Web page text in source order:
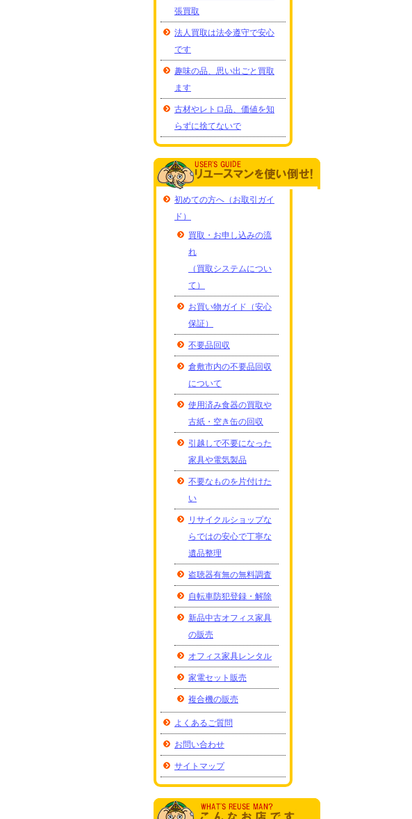
張買取
法人買取は法令遵守で安心
です
趣味の品、思い出ごと買取
ます
古材やレトロ品、価値を知
らずに捨てないで
初めての方へ（お取引ガイ
ド）
買取・お申し込みの流
れ
（買取システムについ
て）
お買い物ガイド（安心
保証）
不要品回収
倉敷市内の不要品回収
について
使用済み食器の買取や
古紙・空き缶の回収
引越しで不要になった
家具や電気製品
不要なものを片付けた
い
リサイクルショップな
らではの安心で丁寧な
遺品整理
盗聴器有無の無料調査
自転車防犯登録・解除
新品中古オフィス家具
の販売
オフィス家具レンタル
家電セット販売
複合機の販売
よくあるご質問
お問い合わせ
サイトマップ